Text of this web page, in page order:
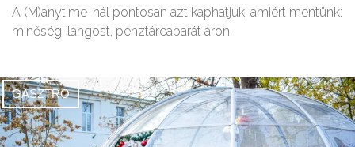
A (M)anytime-nál pontosan azt kaphatjuk, amiért mentünk:
minőségi lángost, pénztárcabarát áron.
GASZTRO